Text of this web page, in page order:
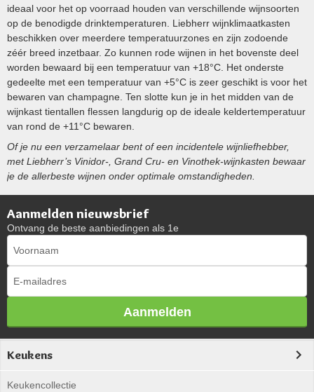
ideaal voor het op voorraad houden van verschillende wijnsoorten
op de benodigde drinktemperaturen. Liebherr wijnklimaatkasten
beschikken over meerdere temperatuurzones en zijn zodoende
zéér breed inzetbaar. Zo kunnen rode wijnen in het bovenste deel
worden bewaard bij een temperatuur van +18°C. Het onderste
gedeelte met een temperatuur van +5°C is zeer geschikt is voor het
bewaren van champagne. Ten slotte kun je in het midden van de
wijnkast tientallen flessen langdurig op de ideale keldertemperatuur
van rond de +11°C bewaren.
Of je nu een verzamelaar bent of een incidentele wijnliefhebber,
met Liebherr’s Vinidor-, Grand Cru- en Vinothek-wijnkasten bewaar
je de allerbeste wijnen onder optimale omstandigheden.
Aanmelden nieuwsbrief
Ontvang de beste aanbiedingen als 1e
Aanmelden
Keukens
Keukencollectie